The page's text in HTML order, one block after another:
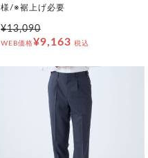
様/※裾上げ必要
¥13,090
WEB価格¥9,163 税込